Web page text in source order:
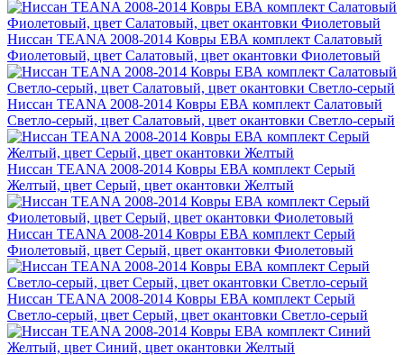
Ниссан TEANA 2008-2014 Ковры ЕВА комплект Салатовый
Фиолетовый, цвет Салатовый, цвет окантовки Фиолетовый
Ниссан TEANA 2008-2014 Ковры ЕВА комплект Салатовый
Светло-серый, цвет Салатовый, цвет окантовки Светло-серый
Ниссан TEANA 2008-2014 Ковры ЕВА комплект Серый
Желтый, цвет Серый, цвет окантовки Желтый
Ниссан TEANA 2008-2014 Ковры ЕВА комплект Серый
Фиолетовый, цвет Серый, цвет окантовки Фиолетовый
Ниссан TEANA 2008-2014 Ковры ЕВА комплект Серый
Светло-серый, цвет Серый, цвет окантовки Светло-серый